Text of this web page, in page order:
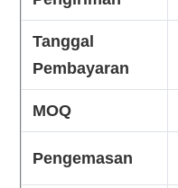
Tanggal
Pembayaran
MOQ
Pengemasan